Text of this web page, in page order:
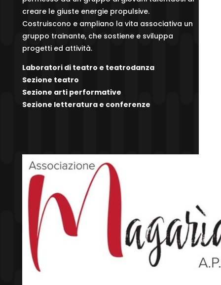
creare le giuste energie propulsive.
Costruiscono e ampliano la vita associativa un
gruppo trainante, che sostiene e sviluppa
progetti ed attività.
Laboratori di teatro e teatrodanza
Sezione teatro
Sezione arti performative
Sezione letteratura e conferenze